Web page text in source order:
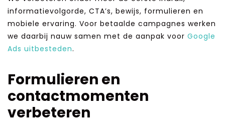
informatievolgorde, CTA’s, bewijs, formulieren en
mobiele ervaring. Voor betaalde campagnes werken
we daarbij nauw samen met de aanpak voor Google
Ads uitbesteden.
Formulieren en
contactmomenten
verbeteren